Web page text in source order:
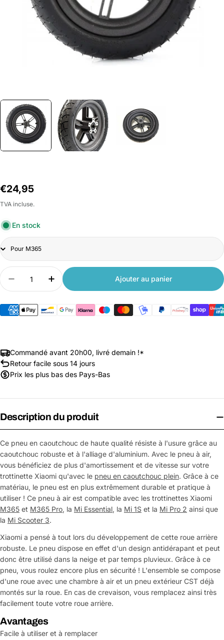
le média 0 dans une fenêtre
Prix
habituel
€24,95
TVA incluse.
En stock
Title
Quantité
Diminuer la quantité pour Roue arrière avec
Augmenter la quantité pour Roue
Ajouter au panier
Commandé avant 20h00, livré demain !*
Retour facile sous 14 jours
Prix les plus bas des Pays-Bas
Description du produit
Ce pneu en caoutchouc de haute qualité résiste à l'usure grâce au
caoutchouc robuste et à l'alliage d'aluminium. Avec le pneu à air,
vous bénéficiez de plus d'amortissement et de vitesse sur votre
trottinette Xiaomi qu'avec le pneu en caoutchouc plein. Grâce à ce
matériau, le pneu est en plus extrêmement durable et pratique à
utiliser ! Ce pneu à air est compatible avec les trottinettes Xiaomi
M365 et M365 Pro, la Mi Essential, la Mi 1S et la Mi Pro 2 ainsi que
la Mi Scooter 3.
Xiaomi a pensé à tout lors du développement de cette roue arrière
robuste. Le pneu dispose en effet d'un design antidérapant et peut
donc être utilisé dans la neige et par temps pluvieux. Grâce à ce
pneu, vous roulez encore plus en sécurité ! L'ensemble se compose
d'une roue avec une chambre à air et un pneu extérieur CST déjà
montés sur la roue. En cas de crevaison, vous remplacez ainsi très
facilement toute votre roue arrière.
Avantages
Facile à utiliser et à remplacer